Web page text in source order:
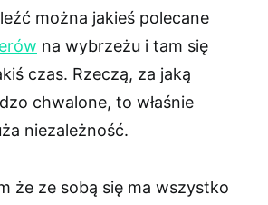
można jakieś polecane
na wybrzeżu i tam się
czas. Rzeczą, za jaką
chwalone, to właśnie
niezależność.
że ze sobą się ma wszystko